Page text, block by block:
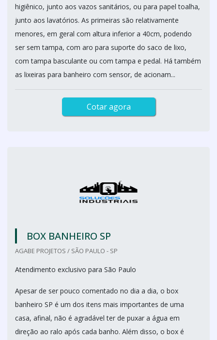
higiênico, junto aos vazos sanitários, ou para papel toalha,
junto aos lavatórios. As primeiras são relativamente
menores, em geral com altura inferior a 40cm, podendo
ser sem tampa, com aro para suporte do saco de lixo,
com tampa basculante ou com tampa e pedal. Há também
as lixeiras para banheiro com sensor, de acionam...
Cotar agora
BOX BANHEIRO SP
AGABE PROJETOS / SÃO PAULO - SP
Atendimento exclusivo para São Paulo
Apesar de ser pouco comentado no dia a dia, o box
banheiro SP é um dos itens mais importantes de uma
casa, afinal, não é agradável ter de puxar a água em
direção ao ralo após cada banho. Além disso, o box é